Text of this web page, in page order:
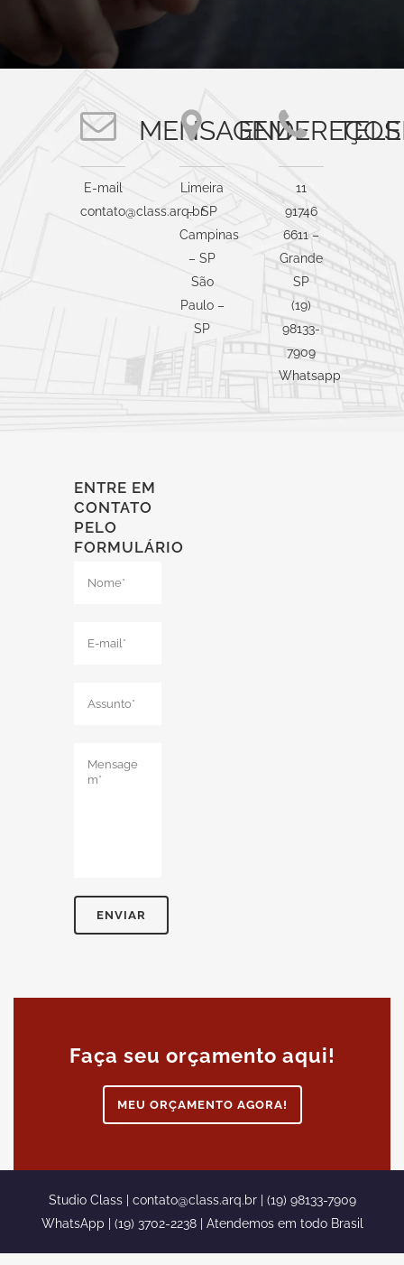
MENSAGEM
E-mail
contato@class.arq.br
ENDEREÇOS
Limeira
– SP
Campinas
– SP
São
Paulo –
SP
11
91746
6611–
Grande
SP
(19)
98133-
7909
Whatsapp
ENTRE EM
CONTATO
PELO
FORMULÁRIO
Faça seu orçamento aqui!
MEU ORÇAMENTO AGORA!
Studio Class | contato@class.arq.br| (19) 98133-7909
WhatsApp | (19) 3702-2238 | Atendemos em todo Brasil